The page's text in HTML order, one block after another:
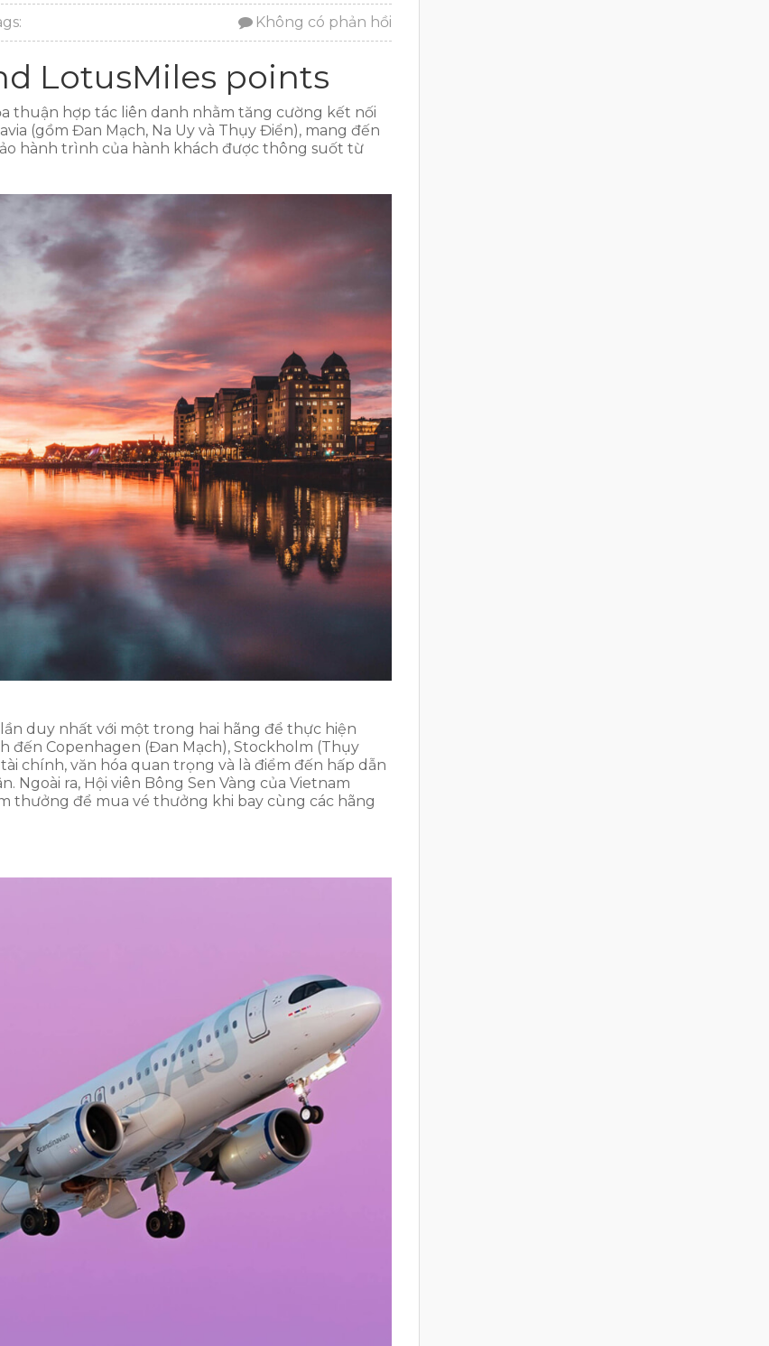
Không có phản hồi
LotusMiles points
thuận hợp tác liên danh nhằm tăng cường kết nối
(gồm Đan Mạch, Na Uy và Thụy Điển), mang đến
hành trình của hành khách được thông suốt từ
duy nhất với một trong hai hãng để thực hiện
đến Copenhagen (Đan Mạch), Stockholm (Thụy
chính, văn hóa quan trọng và là điểm đến hấp dẫn
Ngoài ra, Hội viên Bông Sen Vàng của Vietnam
thưởng để mua vé thưởng khi bay cùng các hãng